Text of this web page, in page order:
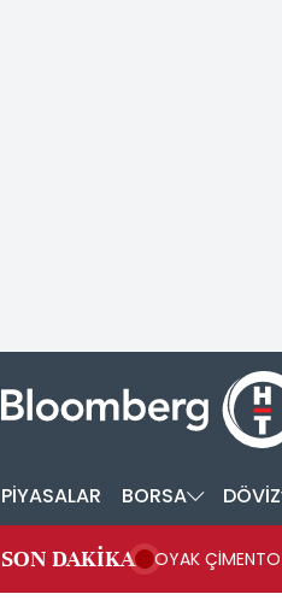
PİYASALAR BORSA DÖVİZ
SON DAKİKA OYAK ÇİMENTO